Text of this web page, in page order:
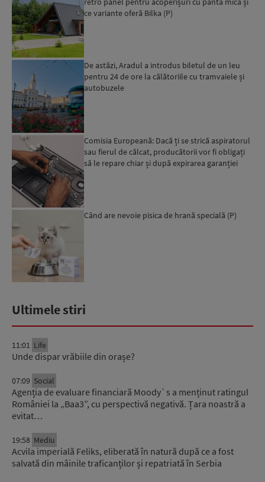
ce variante oferă Bilka (P)
De astăzi, Aradul a introdus biletul de un leu
pentru 24 de ore la călătoriile cu tramvaiele și
autobuzele
Comisia Europeană: Dacă ți se strică aspiratorul
sau fierul de călcat, producătorii vor fi obligați
să le repare chiar și după expirarea garanției
Când are nevoie pisica de hrană specială (P)
Ultimele stiri
11:01 Life
Unde dispar vrăbiile din orașe?
07:09 Social
Agenția de evaluare financiară Moody`s a menținut ratingul
României la „Baa3”, cu perspectivă negativă. Țara noastră a
evitat…
19:58 Mediu
Acvila imperială Feliks, eliberată în natură după ce a fost
salvată din mâinile traficanților și repatriată în Serbia